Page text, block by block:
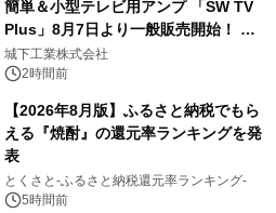
簡単＆小型テレビ用アンプ 「SW TV
Plus」8月7日より一般販売開始！ ケ
ーブル1本つなぐだけ、テレビの音が
ぐっと豊かに
城下工業株式会社
2時間前
【2026年8月版】ふるさと納税でもら
える『焼酎』の還元率ランキングを発
表
とくさと-ふるさと納税還元率ランキング-
5時間前